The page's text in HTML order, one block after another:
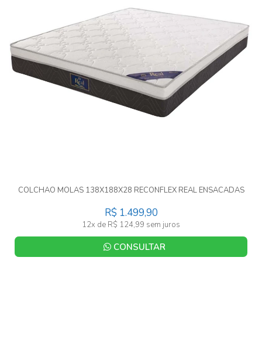
COLCHAO MOLAS 138X188X28 RECONFLEX REAL ENSACADAS
R$ 1.499,90
12x de R$ 124,99 sem juros
CONSULTAR